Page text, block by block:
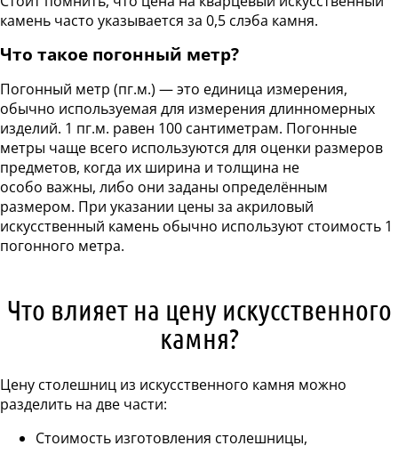
камень часто указывается за 0,5 слэба камня.
Что такое погонный метр?
Погонный метр (пг.м.) — это единица измерения,
обычно используемая для измерения длинномерных
изделий. 1 пг.м. равен 100 сантиметрам. Погонные
метры чаще всего используются для оценки размеров
предметов, когда их ширина и толщина не
особо важны, либо они заданы определённым
размером. При указании цены за акриловый
искусственный камень обычно используют стоимость 1
погонного метра.
Что влияет на цену искусственного
камня?
Цену столешниц из искусственного камня можно
разделить на две части:
Стоимость изготовления столешницы,